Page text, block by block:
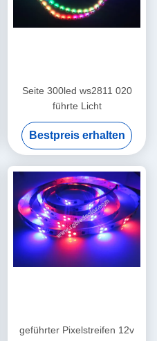
Seite 300led ws2811 020
führte Licht
Bestpreis erhalten
geführter Pixelstreifen 12v